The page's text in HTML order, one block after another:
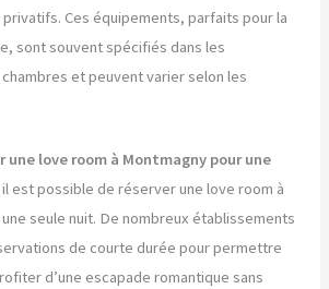
privatifs. Ces équipements, parfaits pour la
sont souvent spécifiés dans les
et peuvent varier selon les
une love room à Montmagny pour une
il est possible de réserver une love room à
seule nuit. De nombreux établissements
de courte durée pour permettre
d’une escapade romantique sans